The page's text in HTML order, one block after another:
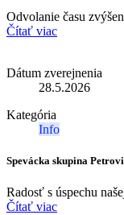
Odvolanie času
Čítať viac
Dátum zverejnenia
28.5.2026
Kategória
Info
Spevácka skupina
Radosť s úspechu
Čítať viac